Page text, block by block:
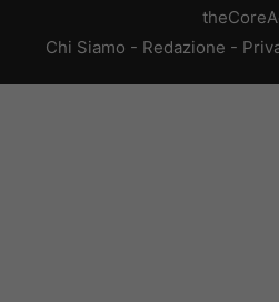
Chi Siamo - Redazione -